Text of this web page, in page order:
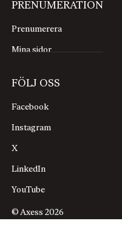
PRENUMERATION
Prenumerera
Mina sidor
FÖLJ OSS
Facebook
Instagram
X
LinkedIn
YouTube
© Axess 2026